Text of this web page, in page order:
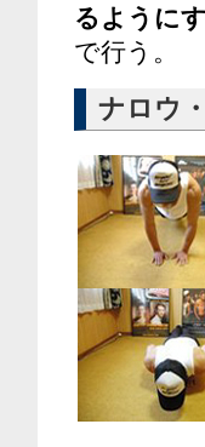
るように
で行う。
ナロウ